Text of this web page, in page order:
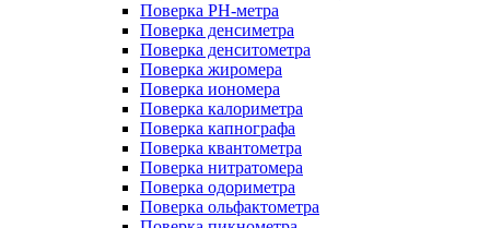
Поверка PH-метра
Поверка денсиметра
Поверка денситометра
Поверка жиромера
Поверка иономера
Поверка калориметра
Поверка капнографа
Поверка квантометра
Поверка нитратомера
Поверка одориметра
Поверка ольфактометра